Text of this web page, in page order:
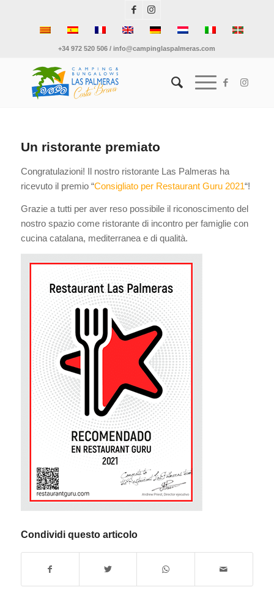
+34 972 520 506 / info@campinglaspalmeras.com
Un ristorante premiato
Congratulazioni! Il nostro ristorante Las Palmeras ha
ricevuto il premio “Consigliato per Restaurant Guru 2021“!
Grazie a tutti per aver reso possibile il riconoscimento del
nostro spazio come ristorante di incontro per famiglie con
cucina catalana, mediterranea e di qualità.
Condividi questo articolo